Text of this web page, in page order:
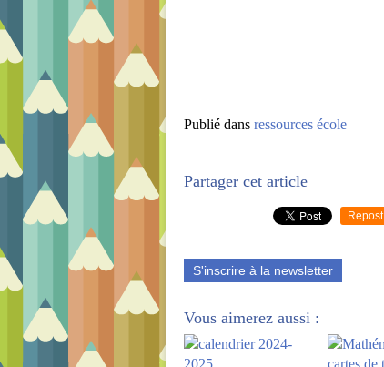
Publié dans ressources école
Partager cet article
Repost
S'inscrire à la newsletter
Vous aimerez aussi :